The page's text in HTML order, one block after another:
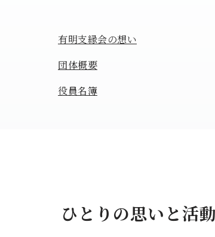
有明支縁会の想い
団体概要
役員名簿
ひとりの思いと活